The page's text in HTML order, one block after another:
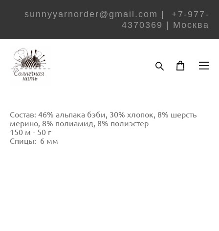
sunnyyarnorder@gmail.com | +7-977-
4370369 | Москва
Состав: 46% альпака бэби, 30% хлопок, 8% шерсть
мерино, 8% полиамид, 8% полиэстер
150 м - 50 г
Спицы: 6 мм